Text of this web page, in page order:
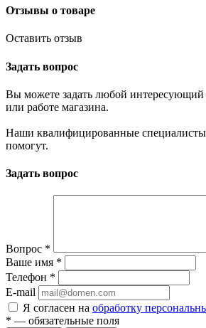
Отзывы о товаре
Оставить отзыв
Задать вопрос
Вы можете задать любой интересующий
или работе магазина.
Наши квалифицированные специалисты
помогут.
Задать вопрос
Вопрос *
Ваше имя *
Телефон *
E-mail
Я согласен на обработку
* — обязательные поля